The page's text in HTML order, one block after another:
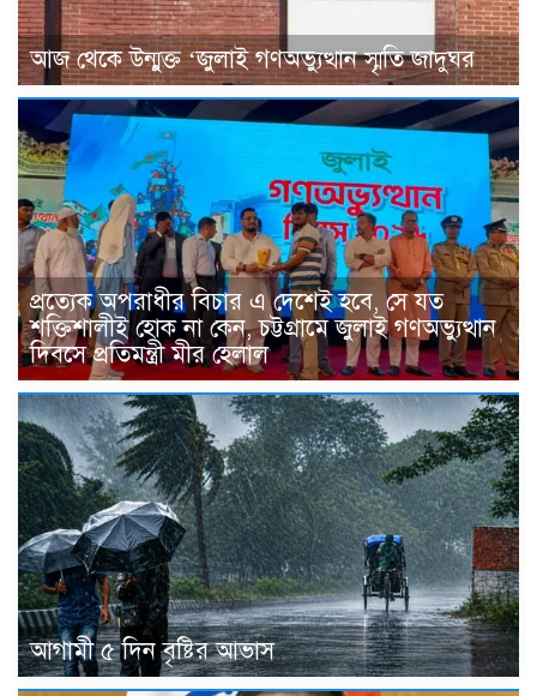
আজ থেকে উন্মুক্ত ‘জুলাই গণঅভ্যুত্থান স্মৃতি জাদুঘর
প্রত্যেক অপরাধীর বিচার এ দেশেই হবে, সে যত
শক্তিশালীই হোক না কেন, চট্টগ্রামে জুলাই গণঅভ্যুত্থান
দিবসে প্রতিমন্ত্রী মীর হেলাল
আগামী ৫ দিন বৃষ্টির আভাস